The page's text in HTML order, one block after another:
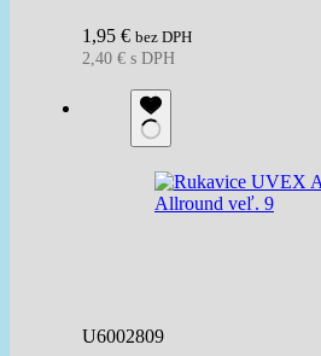
1,95 € bez DPH
2,40 € s DPH
U6002809